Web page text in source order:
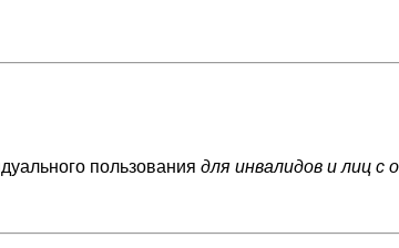
пользования для инвалидов и лиц